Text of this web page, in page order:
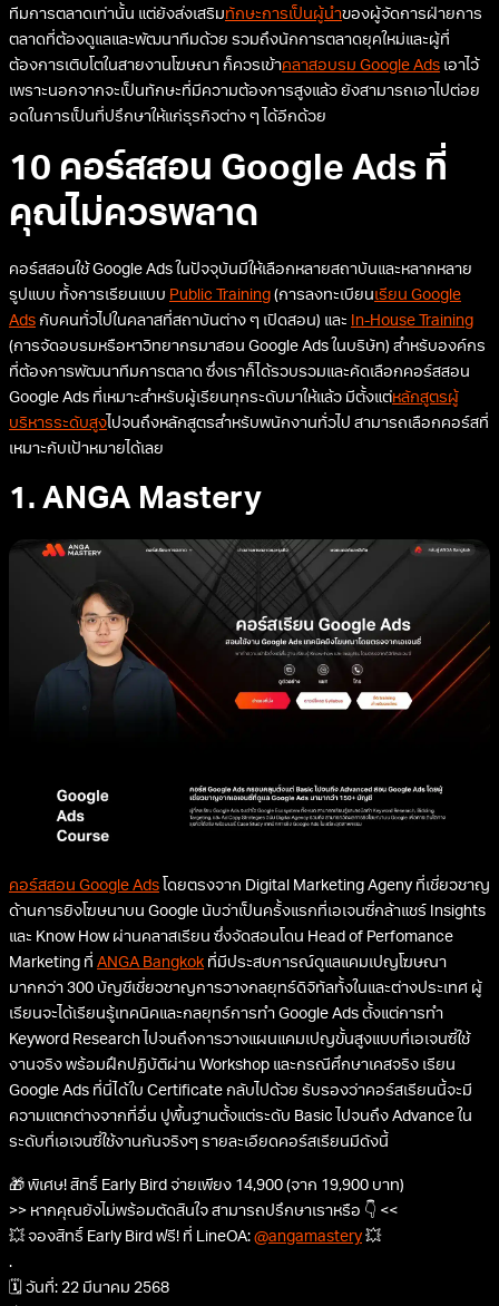
ทีมการตลาดเท่านั้น แต่ยังส่งเสริมทักษะการเป็นผู้นำของผู้จัดการฝ่ายการ
ตลาดที่ต้องดูแลและพัฒนาทีมด้วย รวมถึงนักการตลาดยุคใหม่และผู้ที่
ต้องการเติบโตในสายงานโฆษณา ก็ควรเข้าคลาสอบรม Google Ads เอาไว้
เพราะนอกจากจะเป็นทักษะที่มีความต้องการสูงแล้ว ยังสามารถเอาไปต่อย
อดในการเป็นที่ปรึกษาให้แก่ธุรกิจต่าง ๆ ได้อีกด้วย
10 คอร์สสอน Google Ads ที่
คุณไม่ควรพลาด
คอร์สสอนใช้ Google Ads ในปัจจุบันมีให้เลือกหลายสถาบันและหลากหลาย
รูปแบบ ทั้งการเรียนแบบ Public Training (การลงทะเบียนเรียน Google
Ads กับคนทั่วไปในคลาสที่สถาบันต่าง ๆ เปิดสอน) และ In-House Training
(การจัดอบรมหรือหาวิทยากรมาสอน Google Ads ในบริษัท) สำหรับองค์กร
ที่ต้องการพัฒนาทีมการตลาด ซึ่งเราก็ได้รวบรวมและคัดเลือกคอร์สสอน
Google Ads ที่เหมาะสำหรับผู้เรียนทุกระดับมาให้แล้ว มีตั้งแต่หลักสูตรผู้
บริหารระดับสูงไปจนถึงหลักสูตรสำหรับพนักงานทั่วไป สามารถเลือกคอร์สที่
เหมาะกับเป้าหมายได้เลย
1. ANGA Mastery
คอร์สสอน Google Ads โดยตรงจาก Digital Marketing Ageny ที่เชี่ยวชาญ
ด้านการยิงโฆษนาบน Google นับว่าเป็นครั้งแรกที่เอเจนซี่กล้าแชร์ Insights
และ Know How ผ่านคลาสเรียน ซึ่งจัดสอนโดน Head of Perfomance
Marketing ที่ ANGA Bangkok ที่มีประสบการณ์ดูแลแคมเปญโฆษณา
มากกว่า 300 บัญชีเชี่ยวชาญการวางกลยุทธ์ดิจิทัลทั้งในและต่างประเทศ ผู้
เรียนจะได้เรียนรู้เทคนิคและกลยุทธ์การทำ Google Ads ตั้งแต่การทำ
Keyword Research ไปจนถึงการวางแผนแคมเปญขั้นสูงแบบที่เอเจนซี่ใช้
งานจริง พร้อมฝึกปฏิบัติผ่าน Workshop และกรณีศึกษาเคสจริง เรียน
Google Ads ที่นี่ได้ใบ Certificate กลับไปด้วย รับรองว่าคอร์สเรียนนี้จะมี
ความแตกต่างจากที่อื่น ปูพื้นฐานตั้งแต่ระดับ Basic ไปจนถึง Advance ใน
ระดับที่เอเจนซี่ใช้งานกันจริงๆ รายละเอียดคอร์สเรียนมีดังนี้
🎁 พิเศษ! สิทธิ์ Early Bird จ่ายเพียง 14,900 (จาก 19,900 บาท)
>> หากคุณยังไม่พร้อมตัดสินใจ สามารถปรึกษาเราหรือ 👇 <<
💥 จองสิทธิ์ Early Bird ฟรี! ที่ LineOA: @angamastery 💥
.
🗓️ วันที่: 22 มีนาคม 2568